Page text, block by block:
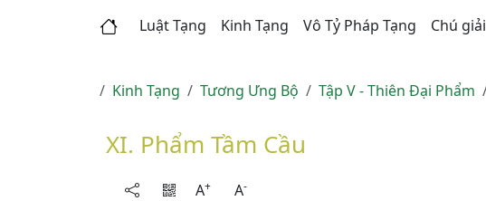
Luật Tạng Kinh Tạng Vô Tỷ Pháp Tạng Chú giải
Kinh Tạng Tương Ưng Bộ Tập V - Thiên Ðại Phẩm
XI. Phẩm Tầm Cầu
A+ A-